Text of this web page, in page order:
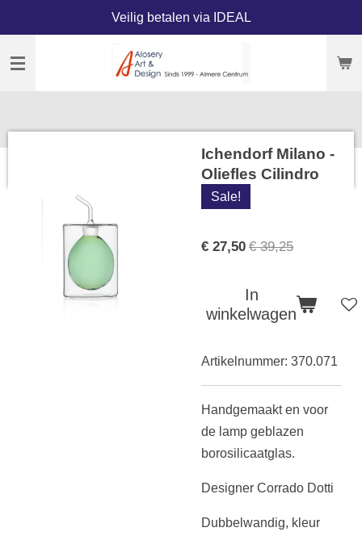
naar
Veilig betalen via IDEAL
Ichendorf Milano -
Oliefles Cilindro
Sale!
€ 27,50 € 39,25
In
winkelwagen
Artikelnummer: 370.071
Handgemaakt en voor
de lamp geblazen
borosilicaatglas.
Designer Corrado Dotti
Dubbelwandig, kleur